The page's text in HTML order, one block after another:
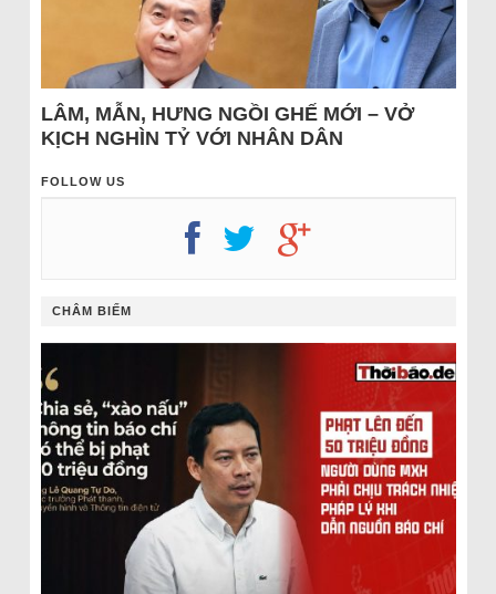
LÂM, MẪN, HƯNG NGỒI GHẾ MỚI – VỞ
KỊCH NGHÌN TỶ VỚI NHÂN DÂN
FOLLOW US
CHÂM BIẾM